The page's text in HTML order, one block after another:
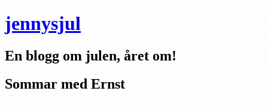
jennysjul
En blogg om julen, året om!
Sommar med Ernst